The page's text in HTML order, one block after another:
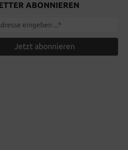
ABONNIEREN
Jetzt abonnieren